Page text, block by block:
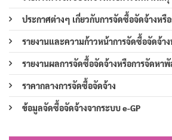
ประกาศต่างๆ เกี่ยวกับการจัดซื้อจัดจ้างหรื
รายงานและความก้าวหน้าการจัดซื้อจัดจ้า
รายงานผลการจัดซื้อจัดจ้างหรือการจัดหา
ราคากลางการจัดซื้อจัดจ้าง
ข้อมูลจัดซื้อจัดจ้างจากระบบ e-GP